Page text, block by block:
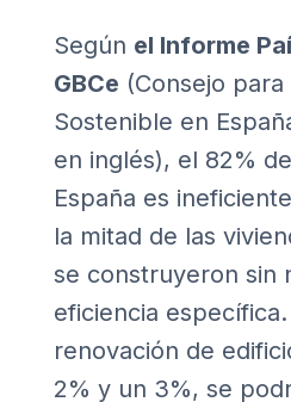
Según el Informe
GBCe (Consejo
Sostenible en
en inglés), el 82%
España es
la mitad de las
se construyeron sin
eficiencia
renovación de
2% y un 3%, se